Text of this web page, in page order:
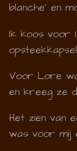
blanche' en
Ik koos voor
Voor Lore
en kreeg ze
Het zien van
was voor mij